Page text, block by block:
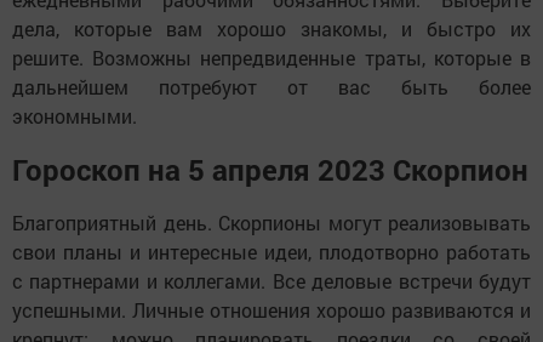
дела, которые вам хорошо знакомы, и быстро их
решите. Возможны непредвиденные траты, которые в
дальнейшем потребуют от вас быть более
экономными.
Гороскоп на 5 апреля 2023 Скорпион
Благоприятный день. Скорпионы могут реализовывать
свои планы и интересные идеи, плодотворно работать
с партнерами и коллегами. Все деловые встречи будут
успешными. Личные отношения хорошо развиваются и